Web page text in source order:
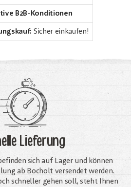
B2B-Konditionen
Sicher einkaufen!
Lieferung
sich auf Lager und können
ab Bocholt versendet werden.
schneller gehen soll, steht Ihnen